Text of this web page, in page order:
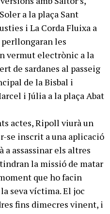
a la plaça Sant
i La Corda Fluixa a
perllongaran les
vermut electrònic a la
de sardanes al passeig
de la Bisbal i
i Júlia a la plaça Abat
actes, Ripoll viurà un
se inscrit a una aplicació
assassinar els altres
la missió de matar
que ho facin
seva víctima. El joc
fins dimecres vinent, i